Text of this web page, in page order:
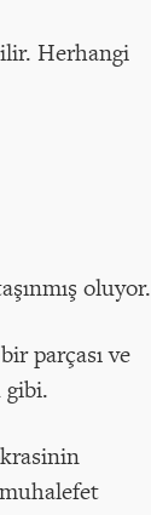
Herhangi
oluyor.
parçası ve
gibi.